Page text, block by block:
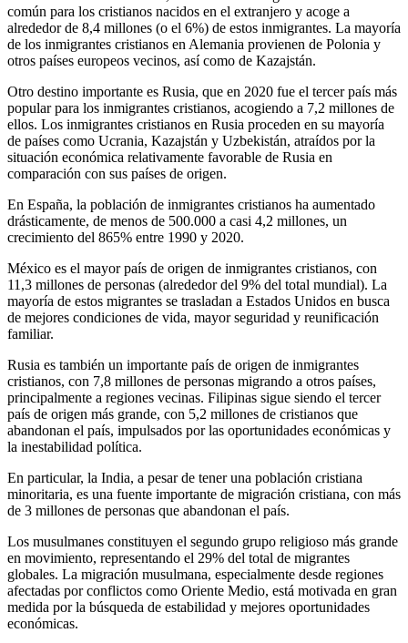
común para los cristianos nacidos en el extranjero y acoge a
alrededor de 8,4 millones (o el 6%) de estos inmigrantes. La mayoría
de los inmigrantes cristianos en Alemania provienen de Polonia y
otros países europeos vecinos, así como de Kazajstán.
Otro destino importante es Rusia, que en 2020 fue el tercer país más
popular para los inmigrantes cristianos, acogiendo a 7,2 millones de
ellos. Los inmigrantes cristianos en Rusia proceden en su mayoría
de países como Ucrania, Kazajstán y Uzbekistán, atraídos por la
situación económica relativamente favorable de Rusia en
comparación con sus países de origen.
En España, la población de inmigrantes cristianos ha aumentado
drásticamente, de menos de 500.000 a casi 4,2 millones, un
crecimiento del 865% entre 1990 y 2020.
México es el mayor país de origen de inmigrantes cristianos, con
11,3 millones de personas (alrededor del 9% del total mundial). La
mayoría de estos migrantes se trasladan a Estados Unidos en busca
de mejores condiciones de vida, mayor seguridad y reunificación
familiar.
Rusia es también un importante país de origen de inmigrantes
cristianos, con 7,8 millones de personas migrando a otros países,
principalmente a regiones vecinas. Filipinas sigue siendo el tercer
país de origen más grande, con 5,2 millones de cristianos que
abandonan el país, impulsados ​​por las oportunidades económicas y
la inestabilidad política.
En particular, la India, a pesar de tener una población cristiana
minoritaria, es una fuente importante de migración cristiana, con más
de 3 millones de personas que abandonan el país.
Los musulmanes constituyen el segundo grupo religioso más grande
en movimiento, representando el 29% del total de migrantes
globales. La migración musulmana, especialmente desde regiones
afectadas por conflictos como Oriente Medio, está motivada en gran
medida por la búsqueda de estabilidad y mejores oportunidades
económicas.